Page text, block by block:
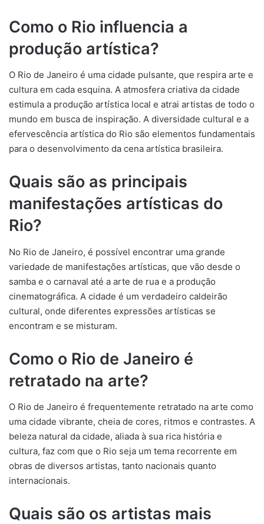
Como o Rio influencia a
produção artística?
O Rio de Janeiro é uma cidade pulsante, que respira arte e
cultura em cada esquina. A atmosfera criativa da cidade
estimula a produção artística local e atrai artistas de todo o
mundo em busca de inspiração. A diversidade cultural e a
efervescência artística do Rio são elementos fundamentais
para o desenvolvimento da cena artística brasileira.
Quais são as principais
manifestações artísticas do
Rio?
No Rio de Janeiro, é possível encontrar uma grande
variedade de manifestações artísticas, que vão desde o
samba e o carnaval até a arte de rua e a produção
cinematográfica. A cidade é um verdadeiro caldeirão
cultural, onde diferentes expressões artísticas se
encontram e se misturam.
Como o Rio de Janeiro é
retratado na arte?
O Rio de Janeiro é frequentemente retratado na arte como
uma cidade vibrante, cheia de cores, ritmos e contrastes. A
beleza natural da cidade, aliada à sua rica história e
cultura, faz com que o Rio seja um tema recorrente em
obras de diversos artistas, tanto nacionais quanto
internacionais.
Quais são os artistas mais